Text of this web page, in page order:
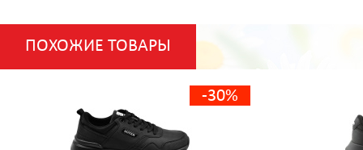
ПОХОЖИЕ ТОВАРЫ
-30%